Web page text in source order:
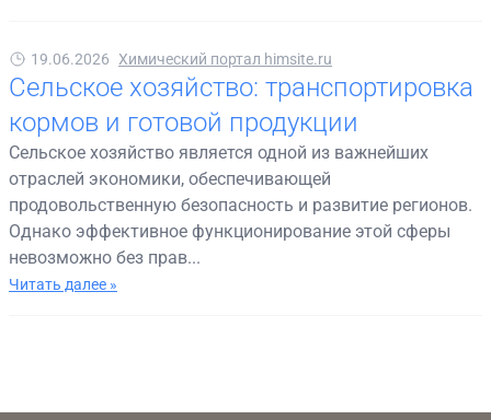
19.06.2026 Химический портал himsite.ru
Сельское хозяйство: транспортировка
кормов и готовой продукции
Сельское хозяйство является одной из важнейших
отраслей экономики, обеспечивающей
продовольственную безопасность и развитие регионов.
Однако эффективное функционирование этой сферы
невозможно без прав...
Читать далее »